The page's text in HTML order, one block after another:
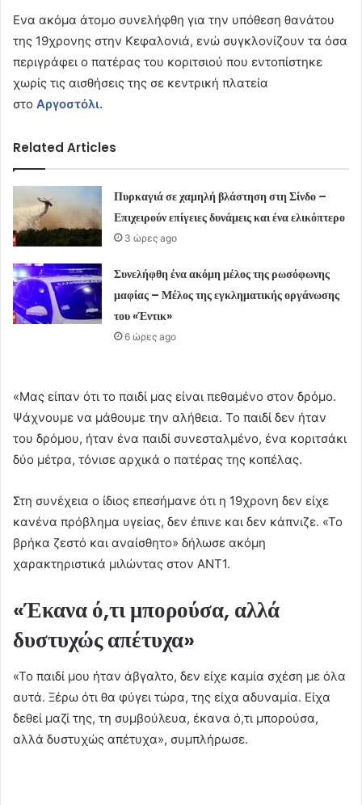
Ενα ακόμα άτομο συνελήφθη για την υπόθεση θανάτου
της 19χρονης στην Κεφαλονιά, ενώ συγκλονίζουν τα όσα
περιγράφει ο πατέρας του κοριτσιού που εντοπίστηκε
χωρίς τις αισθήσεις της σε κεντρική πλατεία
στο Αργοστόλι.
Related Articles
Πυρκαγιά σε χαμηλή βλάστηση στη Σίνδο –
Επιχειρούν επίγειες δυνάμεις και ένα ελικόπτερο
3 ώρες ago
Συνελήφθη ένα ακόμη μέλος της ρωσόφωνης
μαφίας – Μέλος της εγκληματικής οργάνωσης
του «Έντικ»
6 ώρες ago
«Μας είπαν ότι το παιδί μας είναι πεθαμένο στον δρόμο.
Ψάχνουμε να μάθουμε την αλήθεια. Το παιδί δεν ήταν
του δρόμου, ήταν ένα παιδί συνεσταλμένο, ένα κοριτσάκι
δύο μέτρα, τόνισε αρχικά ο πατέρας της κοπέλας.
Στη συνέχεια ο ίδιος επεσήμανε ότι η 19χρονη δεν είχε
κανένα πρόβλημα υγείας, δεν έπινε και δεν κάπνιζε. «Το
βρήκα ζεστό και αναίσθητο» δήλωσε ακόμη
χαρακτηριστικά μιλώντας στον ΑΝΤ1.
«Έκανα ό,τι μπορούσα, αλλά
δυστυχώς απέτυχα»
«Το παιδί μου ήταν άβγαλτο, δεν είχε καμία σχέση με όλα
αυτά. Ξέρω ότι θα φύγει τώρα, της είχα αδυναμία. Είχα
δεθεί μαζί της, τη συμβούλευα, έκανα ό,τι μπορούσα,
αλλά δυστυχώς απέτυχα», συμπλήρωσε.